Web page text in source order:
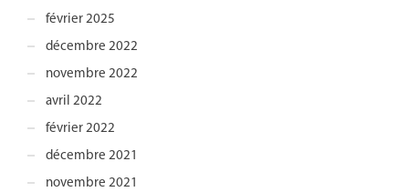
février 2025
décembre 2022
novembre 2022
avril 2022
février 2022
décembre 2021
novembre 2021